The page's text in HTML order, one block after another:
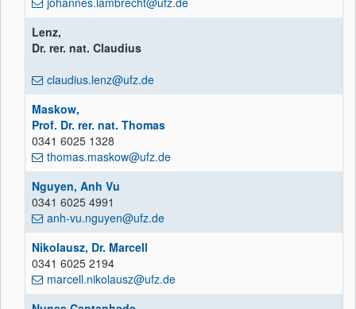
Lenz,
Dr. rer. nat. Claudius
claudius.lenz@ufz.de
Maskow,
Prof. Dr. rer. nat. Thomas
0341 6025 1328
thomas.maskow@ufz.de
Nguyen, Anh Vu
0341 6025 4991
anh-vu.nguyen@ufz.de
Nikolausz, Dr. Marcell
0341 6025 2194
marcell.nikolausz@ufz.de